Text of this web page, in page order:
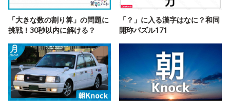
「大きな数の割り算」の問題に
挑戦！30秒以内に解ける？
「？」に入る漢字はなに？和同
開珎パズル171